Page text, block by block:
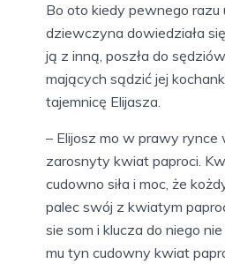
Bo oto kiedy pewnego razu
dziewczyna dowiedziała
ją z inną, poszła do
mających sądzić jej
tajemnicę Elijasza.
– Elijosz mo w prawy rynce
zarosnyty kwiat paproci.
cudowno siła i moc, że
palec swój z kwiatym
sie som i klucza do niego
mu tyn cudowny kwiat